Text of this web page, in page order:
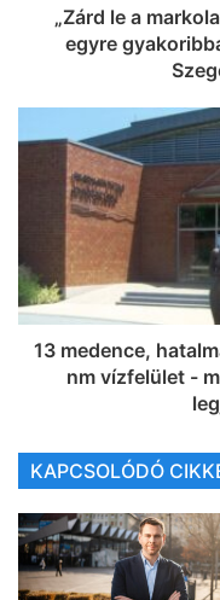
„Zárd le a
egyre
13 medence,
nm vízfelület -
KAPCSOLÓDÓ